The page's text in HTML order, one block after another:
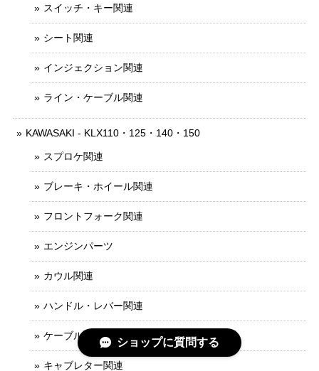
スイッチ・キー関連
シート関連
インジェクション関連
ライン・ケーブル関連
KAWASAKI - KLX110・125・140・150
スプロケ関連
ブレーキ・ホイール関連
フロントフォーク関連
エンジンパーツ
カウル関連
ハンドル・レバー関連
ケーブル・ライン関連
キャブレター関連
ショップに質問する